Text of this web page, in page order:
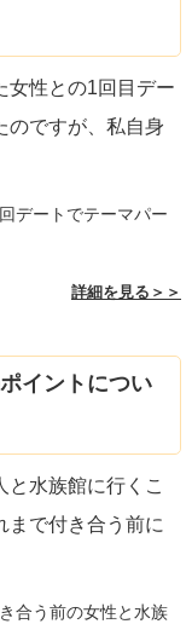
女性との1回目デー
のですが、私自身
デートでテーマパー
詳細を見る＞＞
イントについ
と水族館に行くこ
まで付き合う前に
合う前の女性と水族